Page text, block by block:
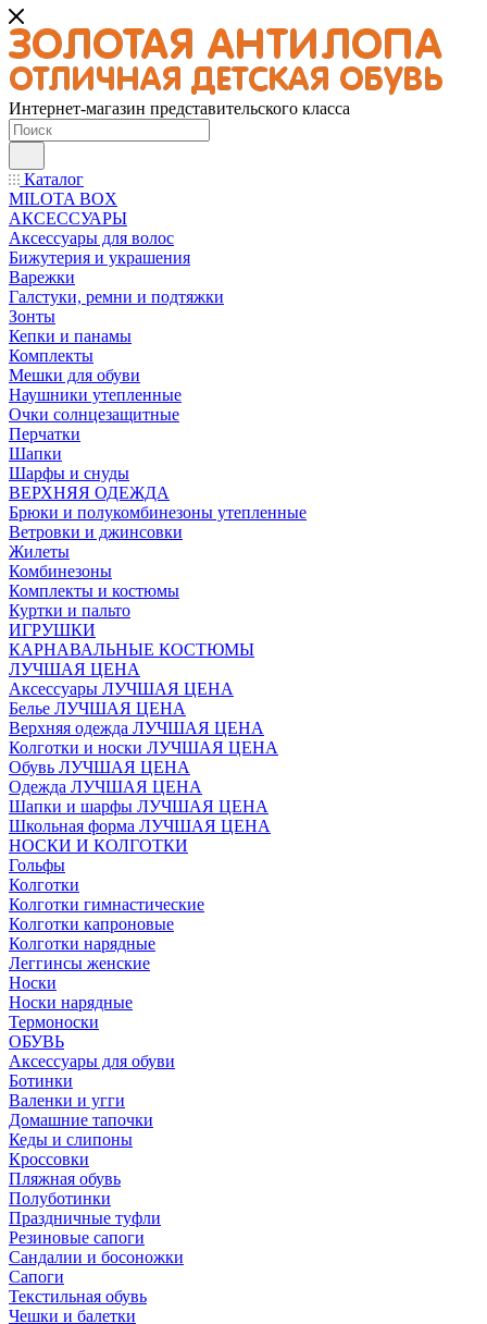
Интернет-магазин представительского класса
Каталог
MILOTA BOX
АКСЕССУАРЫ
Аксессуары для волос
Бижутерия и украшения
Варежки
Галстуки, ремни и подтяжки
Зонты
Кепки и панамы
Комплекты
Мешки для обуви
Наушники утепленные
Очки солнцезащитные
Перчатки
Шапки
Шарфы и снуды
ВЕРХНЯЯ ОДЕЖДА
Брюки и полукомбинезоны утепленные
Ветровки и джинсовки
Жилеты
Комбинезоны
Комплекты и костюмы
Куртки и пальто
ИГРУШКИ
КАРНАВАЛЬНЫЕ КОСТЮМЫ
ЛУЧШАЯ ЦЕНА
Аксессуары ЛУЧШАЯ ЦЕНА
Белье ЛУЧШАЯ ЦЕНА
Верхняя одежда ЛУЧШАЯ ЦЕНА
Колготки и носки ЛУЧШАЯ ЦЕНА
Обувь ЛУЧШАЯ ЦЕНА
Одежда ЛУЧШАЯ ЦЕНА
Шапки и шарфы ЛУЧШАЯ ЦЕНА
Школьная форма ЛУЧШАЯ ЦЕНА
НОСКИ И КОЛГОТКИ
Гольфы
Колготки
Колготки гимнастические
Колготки капроновые
Колготки нарядные
Леггинсы женские
Носки
Носки нарядные
Термоноски
ОБУВЬ
Аксессуары для обуви
Ботинки
Валенки и угги
Домашние тапочки
Кеды и слипоны
Кроссовки
Пляжная обувь
Полуботинки
Праздничные туфли
Резиновые сапоги
Сандалии и босоножки
Сапоги
Текстильная обувь
Чешки и балетки